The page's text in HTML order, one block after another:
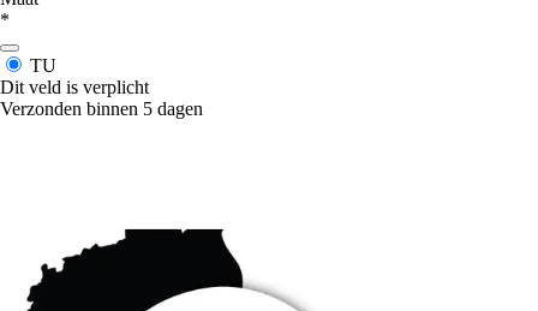
*
TU
Dit veld is verplicht
Verzonden binnen 5 dagen